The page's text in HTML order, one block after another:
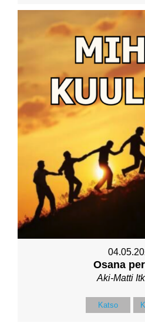
Osana
Aki-Matti
Katso